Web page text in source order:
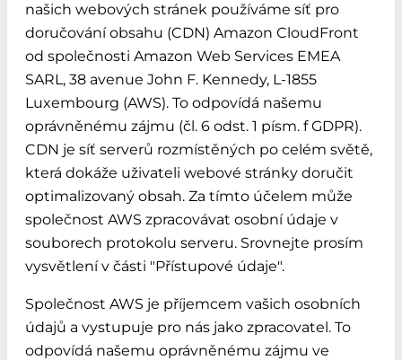
našich webových stránek používáme síť pro
doručování obsahu (CDN) Amazon CloudFront
od společnosti Amazon Web Services EMEA
SARL, 38 avenue John F. Kennedy, L-1855
Luxembourg (AWS). To odpovídá našemu
oprávněnému zájmu (čl. 6 odst. 1 písm. f GDPR).
CDN je síť serverů rozmístěných po celém světě,
která dokáže uživateli webové stránky doručit
optimalizovaný obsah. Za tímto účelem může
společnost AWS zpracovávat osobní údaje v
souborech protokolu serveru. Srovnejte prosím
vysvětlení v části "Přístupové údaje".
Společnost AWS je příjemcem vašich osobních
údajů a vystupuje pro nás jako zpracovatel. To
odpovídá našemu oprávněnému zájmu ve